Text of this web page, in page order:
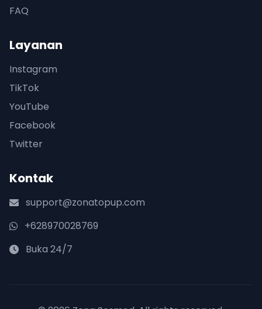
FAQ
Layanan
Instagram
TikTok
YouTube
Facebook
Twitter
Kontak
support@zonatopup.com
+628970028769
Buka 24/7